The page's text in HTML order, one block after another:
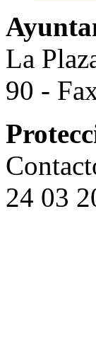
La
90 -
24 03